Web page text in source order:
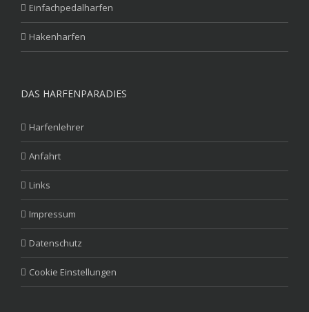
Einfachpedalharfen
Hakenharfen
DAS HARFENPARADIES
Harfenlehrer
Anfahrt
Links
Impressum
Datenschutz
Cookie Einstellungen